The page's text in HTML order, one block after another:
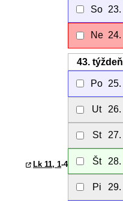
Lk 11, 1-4
So 23.
Ne 24.
43.týždeň
Po 25.
Ut 26.
St 27.
Št 28.
Pi 29.